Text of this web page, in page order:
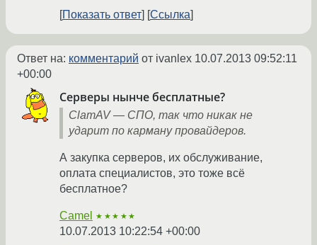
Показать ответ
Ссылка
Ответ на: комментарий от ivanlex 10.07.2013 09:52:11
+00:00
Серверы нынче бесплатные?
ClamAV — СПО, так что никак не
ударит по карману провайдеров.
А закупка серверов, их обслуживание,
оплата специалистов, это тоже всё
бесплатное?
Camel ★★★★★
10.07.2013 10:22:54 +00:00